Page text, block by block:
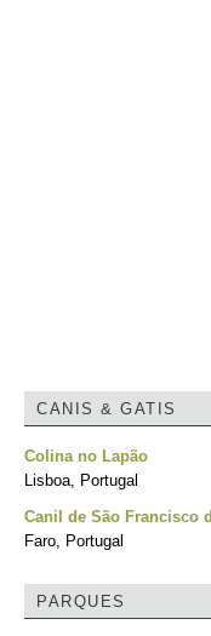
CANIS & GATIS
Colina no Lapão
Lisboa, Portugal
Canil de São Francisco
Faro, Portugal
PARQUES